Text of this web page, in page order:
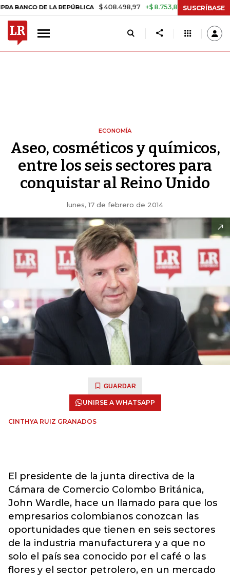
DE LA REPÚBLICA $ 408.498,97 +$ 8.753,81 +2,19% TASA DE
SUSCRÍBASE
ECONOMÍA
Aseo, cosméticos y químicos,
entre los seis sectores para
conquistar al Reino Unido
lunes, 17 de febrero de 2014
GUARDAR
UNIRSE A WHATSAPP
CINTHYA RUIZ GRANADOS
El presidente de la junta directiva de la
Cámara de Comercio Colombo Británica,
John Wardle, hace un llamado para que los
empresarios colombianos conozcan las
oportunidades que tienen en seis sectores
de la industria manufacturera y a que no
solo el país sea conocido por el café o las
flores y el sector petrolero, en un mercado